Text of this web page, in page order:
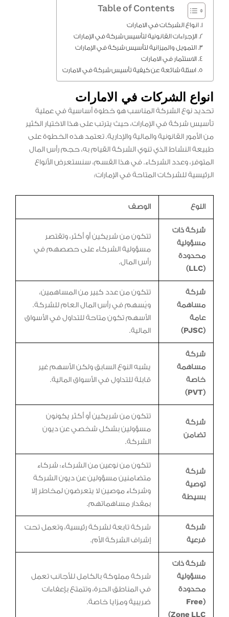
Table of Contents
انواع الشركات في الامارات
الإجراءات القانونية لتأسيس شركة في الإمارات
التمويل والميزانية لتأسيس شركة في الإمارات
الاستثمار في الامارات
اسئلة شائعة عن كيفية تأسيس شركة في الامارت
انواع الشركات في الامارات
تحديد نوع الشركة المناسب هو خطوة أساسية في عملية
تأسيس شركة في الإمارات، حيث يترتب على هذا الاختيار الكثير
من الأمور القانونية والمالية والإدارية. تعتمد هذه الخطوة على
طبيعة النشاط الذي تنوي الشركة القيام به، حجم رأس المال
المتوفر، وعدد الشركاء. في هذا القسم، سنستعرض الأنواع
الرئيسية للشركات المتاحة في الإمارات:
النوع الوصف
شركة ذات
مسؤولية
محدودة
(LLC)
تتكون من شريكين أو أكثر، وتقتصر
مسؤولية الشركاء على حصصهم في
رأس المال.
شركة
مساهمة
عامة
(PJSC)
تتكون من عدد كبير من المساهمين،
ويُسهم في رأس المال العام للشركة.
الأسهم تكون متاحة للتداول في الأسواق
المالية.
شركة
مساهمة
خاصة
(PVT)
يشبه النوع السابق ولكن الأسهم غير
قابلة للتداول في الأسواق المالية.
شركة
تضامن
تتكون من شريكين أو أكثر يكونون
مسؤولين بشكل شخصي عن ديون
الشركة.
شركة
توصية
بسيطة
تتكون من نوعين من الشركاء: شركاء
متضامنين مسؤولين عن ديون الشركة
وشركاء موصين لا يتعرضون لمخاطر إلا
بمقدار مساهماتهم.
شركة
فرعية
شركة تابعة لشركة رئيسية، وتعمل تحت
إشراف الشركة الأم.
شركة ذات
مسؤولية
محدودة
(Free
Zone LLC)
شركة مملوكة بالكامل للأجانب تعمل
في المناطق الحرة، وتتمتع بإعفاءات
ضريبية ومزايا خاصة.